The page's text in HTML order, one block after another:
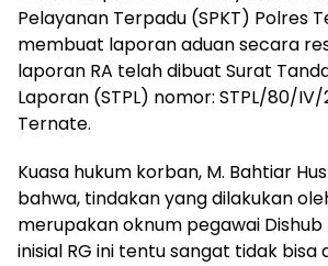
Pelayanan Terpadu (SPKT) Polres
membuat laporan aduan secara
laporan RA telah dibuat Surat
Laporan (STPL) nomor: STPL/80/
Ternate.
Kuasa hukum korban, M. Bahtiar
bahwa, tindakan yang dilakukan
merupakan oknum pegawai
inisial RG ini tentu sangat tidak bisa